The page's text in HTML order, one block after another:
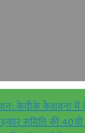
केवीके केशवना में
समिति की